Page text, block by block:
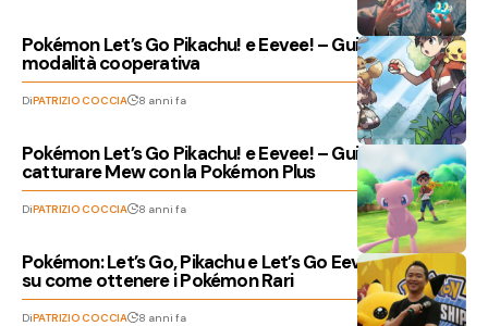
Pokémon Let’s Go Pikachu! e Eevee! – Guida sulla
modalità cooperativa
DiPATRIZIO COCCIA 8 anni fa
Pokémon Let’s Go Pikachu! e Eevee! – Guida su come
catturare Mew con la Pokémon Plus
DiPATRIZIO COCCIA 8 anni fa
Pokémon: Let’s Go, Pikachu e Let’s Go Eevee – Guida
su come ottenere i Pokémon Rari
DiPATRIZIO COCCIA 8 anni fa